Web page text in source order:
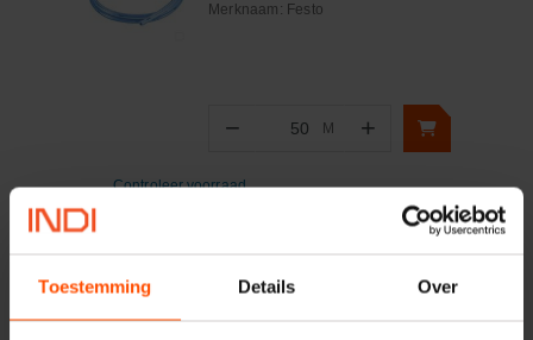
Toestemming Details Over
Merknaam: Festo
− Aantal
M +
Controleer voorraad
Toon alle accessoires